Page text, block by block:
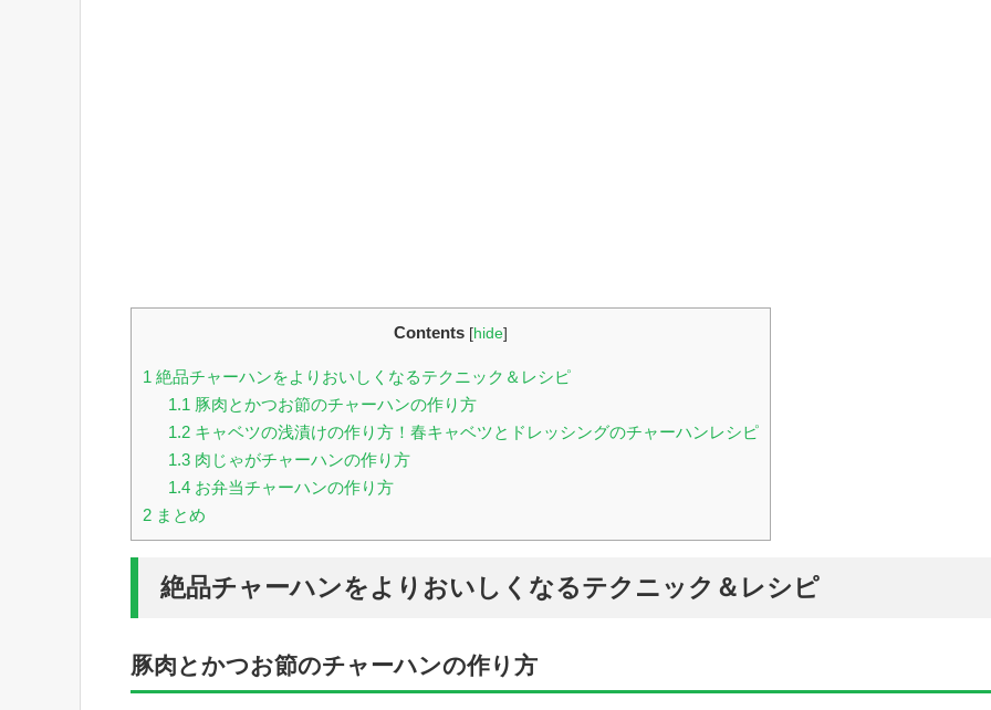
Contents [hide]
1 絶品チャーハンをよりおいしくなるテクニック＆レシピ
1.1豚肉とかつお節のチャーハンの作り方
1.2キャベツの浅漬けの作り方！春キャベツとドレッシングのチャーハンレシピ
1.3肉じゃがチャーハンの作り方
1.4お弁当チャーハンの作り方
2 まとめ
絶品チャーハンをよりおいしくなるテクニック＆レシピ
豚肉とかつお節のチャーハンの作り方